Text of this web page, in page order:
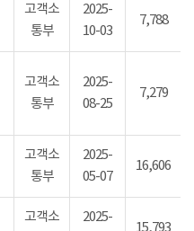
고객소
통부
2025-
10-03
7,788
고객소
통부
2025-
08-25
7,279
고객소
통부
2025-
05-07
16,606
고객소
2025-
15,793